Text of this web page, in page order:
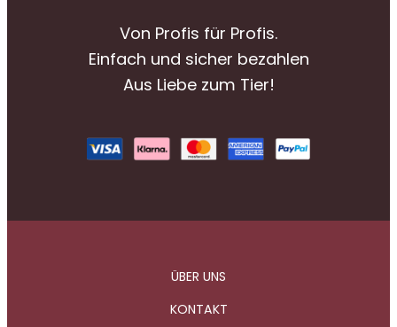
Von Profis für Profis.
Einfach und sicher bezahlen
Aus Liebe zum Tier!
ÜBER UNS
KONTAKT